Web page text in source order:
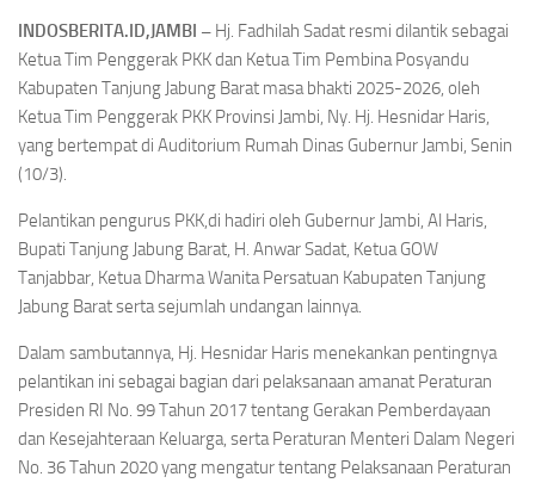
INDOSBERITA.ID,JAMBI – Hj. Fadhilah Sadat resmi dilantik sebagai
Ketua Tim Penggerak PKK dan Ketua Tim Pembina Posyandu
Kabupaten Tanjung Jabung Barat masa bhakti 2025-2026, oleh
Ketua Tim Penggerak PKK Provinsi Jambi, Ny. Hj. Hesnidar Haris,
yang bertempat di Auditorium Rumah Dinas Gubernur Jambi, Senin
(10/3).
Pelantikan pengurus PKK,di hadiri oleh Gubernur Jambi, Al Haris,
Bupati Tanjung Jabung Barat, H. Anwar Sadat, Ketua GOW
Tanjabbar, Ketua Dharma Wanita Persatuan Kabupaten Tanjung
Jabung Barat serta sejumlah undangan lainnya.
Dalam sambutannya, Hj. Hesnidar Haris menekankan pentingnya
pelantikan ini sebagai bagian dari pelaksanaan amanat Peraturan
Presiden RI No. 99 Tahun 2017 tentang Gerakan Pemberdayaan
dan Kesejahteraan Keluarga, serta Peraturan Menteri Dalam Negeri
No. 36 Tahun 2020 yang mengatur tentang Pelaksanaan Peraturan